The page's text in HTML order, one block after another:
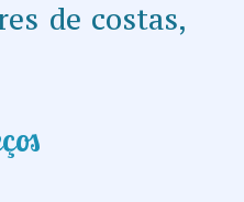
de costas,